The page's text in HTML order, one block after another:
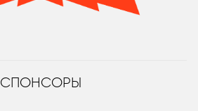
СПОНСОРЫ